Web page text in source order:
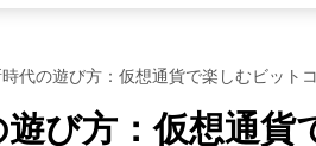
時代の遊び方：仮想通貨で楽しむビット
遊び方：仮想通貨